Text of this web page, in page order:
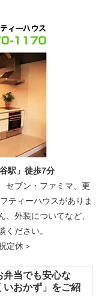
駅」徒歩7分
セブン・ファミマ、更
ティーハウスがありま
外装についてなど、
ください。
定休＞
弁当でも安心な
いおかず」をご紹